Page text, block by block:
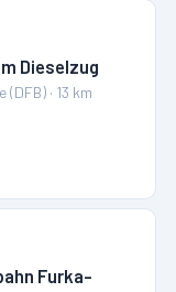
Dieselzug
(DFB) · 13 km
Furka-